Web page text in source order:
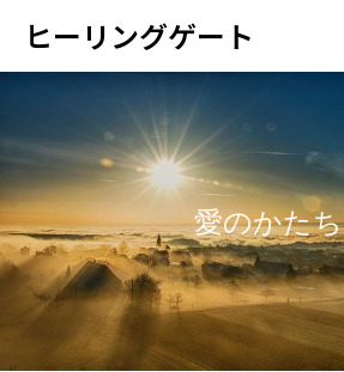
ヒーリングゲート
愛のかたち